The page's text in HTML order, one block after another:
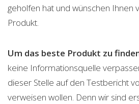
geholfen hat und wünschen Ihnen
Produkt.
Um das beste Produkt zu
keine Informationsquelle
dieser Stelle auf den Testbericht
verweisen wollen. Denn wir sind